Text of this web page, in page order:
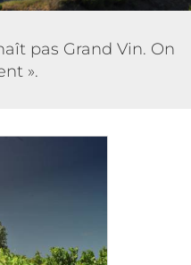
pas Grand Vin. On
».